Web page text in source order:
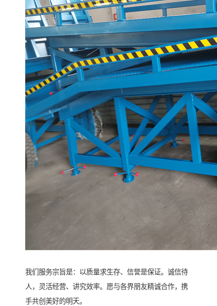
我们服务宗旨是：以质量求生存、信誉是保证。诚信待
人，灵活经营、讲究效率。愿与各界朋友精诚合作，携
手共创美好的明天。